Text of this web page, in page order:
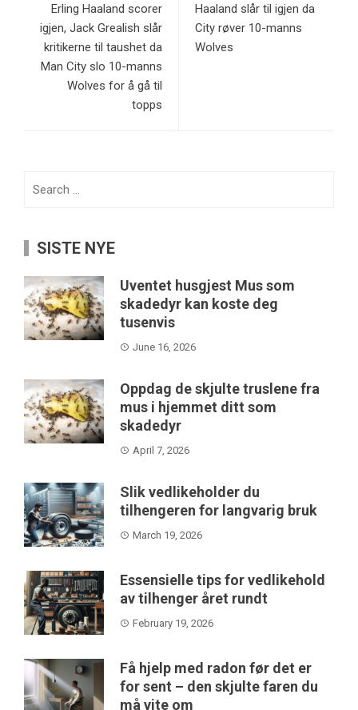
Erling Haaland scorer
igjen, Jack Grealish slår
kritikerne til taushet da
Man City slo 10-manns
Wolves for å gå til
topps
Haaland slår til igjen da
City røver 10-manns
Wolves
SISTE NYE
Uventet husgjest Mus som
skadedyr kan koste deg
tusenvis
June 16, 2026
Oppdag de skjulte truslene fra
mus i hjemmet ditt som
skadedyr
April 7, 2026
Slik vedlikeholder du
tilhengeren for langvarig bruk
March 19, 2026
Essensielle tips for vedlikehold
av tilhenger året rundt
February 19, 2026
Få hjelp med radon før det er
for sent – den skjulte faren du
må vite om